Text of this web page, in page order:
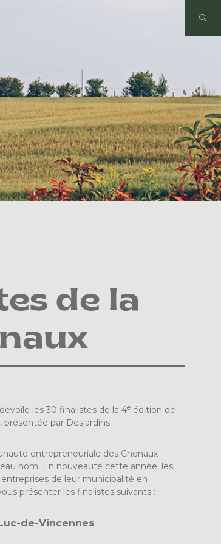
de la
les 30 finalistes de la 4e édition de
présentée par Desjardins.
entrepreneuriale des Chenaux
nom. En nouveauté cette année, les
de leur municipalité en
présenter les finalistes suivants :
de-Vincennes